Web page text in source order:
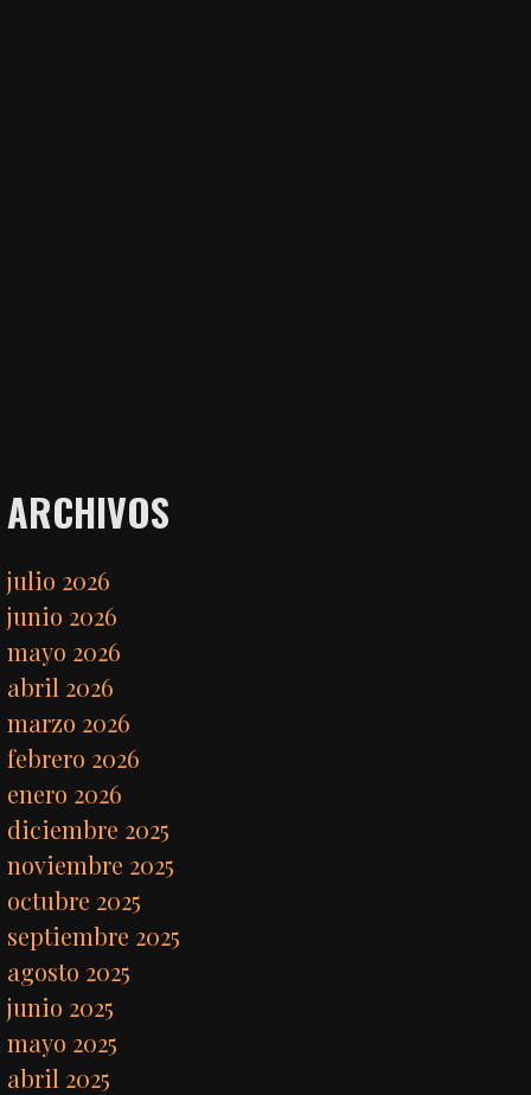
ARCHIVOS
julio 2026
junio 2026
mayo 2026
abril 2026
marzo 2026
febrero 2026
enero 2026
diciembre 2025
noviembre 2025
octubre 2025
septiembre 2025
agosto 2025
junio 2025
mayo 2025
abril 2025